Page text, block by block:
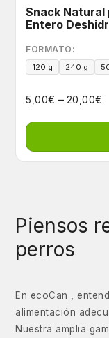
Snack Natural
Entero
FORMATO:
120 g 240 g
5,00€ – 20,00€
Piensos
perros
En ecoCan ,
alimentación
Nuestra amplia